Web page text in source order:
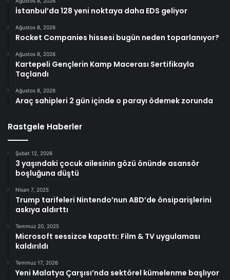
İstanbul’da 128 yeni noktaya daha EDS geliyor
Ağustos 8, 2026
Rocket Companies hissesi bugün neden toparlanıyor?
Ağustos 8, 2026
Kartepeli Gençlerin Kamp Macerası Sertifikayla
Taçlandı
Ağustos 8, 2026
Araç sahipleri 2 gün içinde o parayı ödemek zorunda
Rastgele Haberler
Şubat 12, 2026
3 yaşındaki çocuk ailesinin gözü önünde asansör
boşluğuna düştü
Nisan 7, 2025
Trump tarifeleri Nintendo’nun ABD’de önsiparişlerini
askıya aldırttı
Temmuz 20, 2025
Microsoft sessizce kapattı: Film & TV uygulaması
kaldırıldı
Temmuz 17, 2026
Yeni Malatya Çarşısı’nda sektörel kümelenme başlıyor